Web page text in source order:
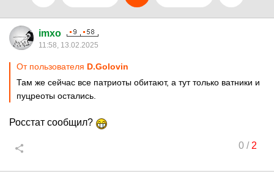
imxo
11:58, 13.02.2025
От пользователя D.Golovin
Там же сейчас все патриоты обитают, а тут только ватники и
пуцреоты остались.
Росстат сообщил?
0/ 2